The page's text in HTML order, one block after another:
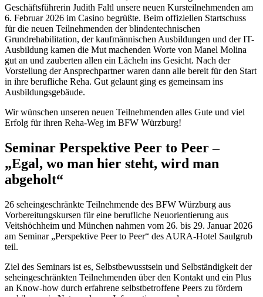
Geschäftsführerin Judith Faltl unsere neuen Kursteilnehmenden am
6. Februar 2026 im Casino begrüßte. Beim offiziellen Startschuss
für die neuen Teilnehmenden der blindentechnischen
Grundrehabilitation, der kaufmännischen Ausbildungen und der IT-
Ausbildung kamen die Mut machenden Worte von Manel Molina
gut an und zauberten allen ein Lächeln ins Gesicht. Nach der
Vorstellung der Ansprechpartner waren dann alle bereit für den Start
in ihre berufliche Reha. Gut gelaunt ging es gemeinsam ins
Ausbildungsgebäude.
Wir wünschen unseren neuen Teilnehmenden alles Gute und viel
Erfolg für ihren Reha-Weg im BFW Würzburg!
Seminar Perspektive Peer to Peer –
„Egal, wo man hier steht, wird man
abgeholt“
26 seheingeschränkte Teilnehmende des BFW Würzburg aus
Vorbereitungskursen für eine berufliche Neuorientierung aus
Veitshöchheim und München nahmen vom 26. bis 29. Januar 2026
am Seminar „Perspektive Peer to Peer“ des AURA-Hotel Saulgrub
teil.
Ziel des Seminars ist es, Selbstbewusstsein und Selbständigkeit der
seheingeschränkten Teilnehmenden über den Kontakt und ein Plus
an Know-how durch erfahrene selbstbetroffene Peers zu fördern